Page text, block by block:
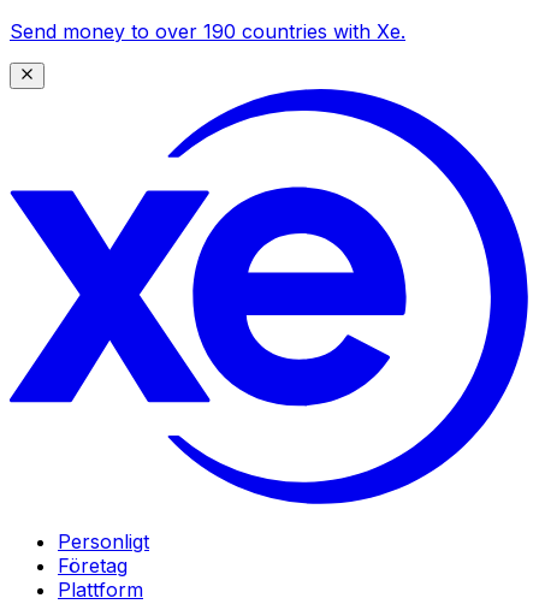
Send money to over 190 countries with Xe.
Personligt
Företag
Plattform